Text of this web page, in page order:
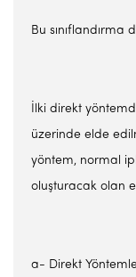
Bu sınıflandırma
İlki direkt
üzerinde elde
yöntem, normal
oluşturacak olan
a- Direkt